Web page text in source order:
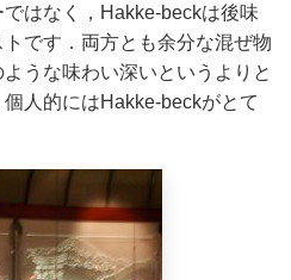
はなく，Hakke-beckは後味
です．両方とも余分な混ぜ物
うな味わい深いというよりと
人的にはHakke-beckがとて